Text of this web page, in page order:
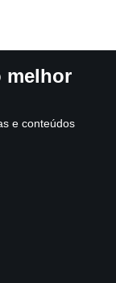
melhor
e conteúdos